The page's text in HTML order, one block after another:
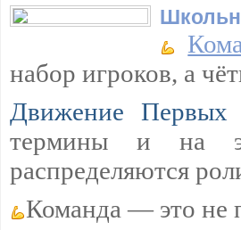
набор игроков, а
Движение Первых
термины и на
распределяются
Команда — это не